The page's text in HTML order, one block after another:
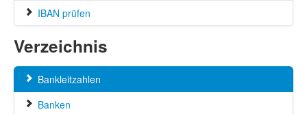
IBAN prüfen
Verzeichnis
Bankleitzahlen
Banken